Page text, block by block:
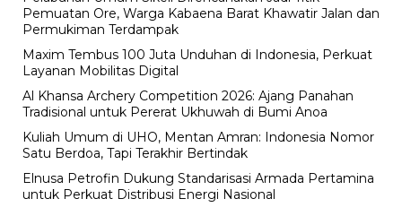
Pemuatan Ore, Warga Kabaena Barat Khawatir Jalan dan
Permukiman Terdampak
Maxim Tembus 100 Juta Unduhan di Indonesia, Perkuat
Layanan Mobilitas Digital
Al Khansa Archery Competition 2026: Ajang Panahan
Tradisional untuk Pererat Ukhuwah di Bumi Anoa
Kuliah Umum di UHO, Mentan Amran: Indonesia Nomor
Satu Berdoa, Tapi Terakhir Bertindak
Elnusa Petrofin Dukung Standarisasi Armada Pertamina
untuk Perkuat Distribusi Energi Nasional